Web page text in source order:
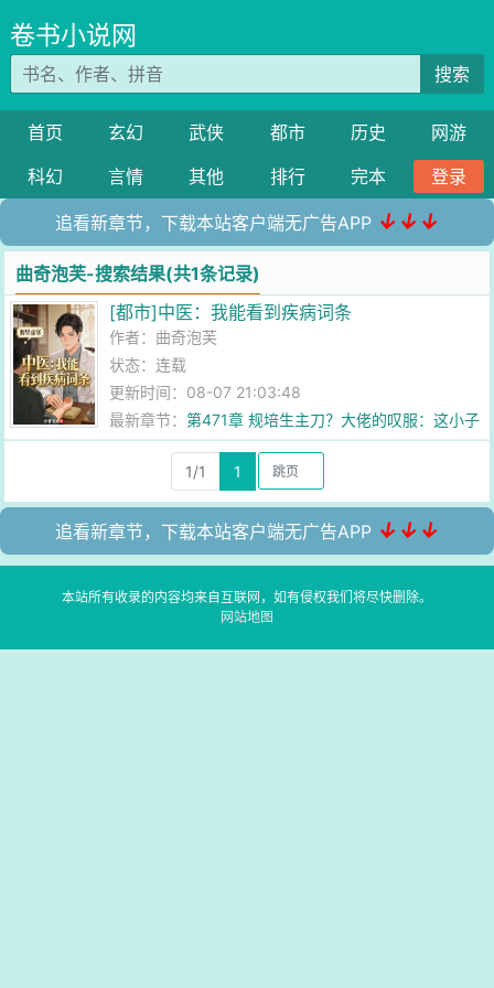
卷书小说网
搜索
首页 玄幻 武侠 都市 历史
网游
科幻
言情 其他 排行 完本 登录
追看新章节，下载本站客户端无广告APP ↓↓↓
曲奇泡芙-搜索结果(共1条记录)
[都市]中医：我能看到疾病词条
作者： 曲奇泡芙
状态：连载
更新时间：08-07 21:03:48
最新章节：第471章 规培生主刀？大佬的叹服：这小子
手上真有两下子
1/1
1
追看新章节，下载本站客户端无广告APP ↓↓↓
本站所有收录的内容均来自互联网，如有侵权我们将尽快删除。
网站地图